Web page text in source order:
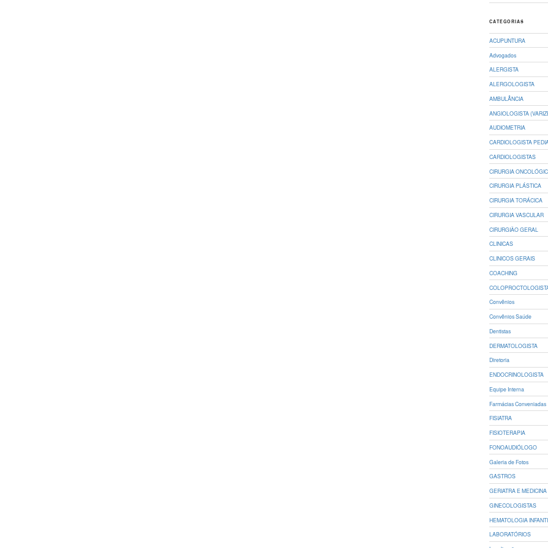
CATEGORIAS
ACUPUNTURA
Advogados
ALERGISTA
ALERGOLOGISTA
AMBULÂNCIA
ANGIOLOGISTA
AUDIOMETRIA
CARDIOLOGISTA
CARDIOLOGISTAS
CIRURGIA
CIRURGIA PLÁSTICA
CIRURGIA TORÁCICA
CIRURGIA VASCULAR
CIRURGIÃO GERAL
CLINICAS
CLINICOS GERAIS
COACHING
Convênios
Convênios Saúde
Dentistas
DERMATOLOGISTA
Diretoria
ENDOCRINOLOGISTA
Equipe Interna
Farmácias Conveniadas
FISIATRA
FISIOTERAPIA
FONOAUDIÓLOGO
Galeria de Fotos
GASTROS
GERIATRA E
GINECOLOGISTAS
HEMATOLOGIA
LABORATÓRIOS